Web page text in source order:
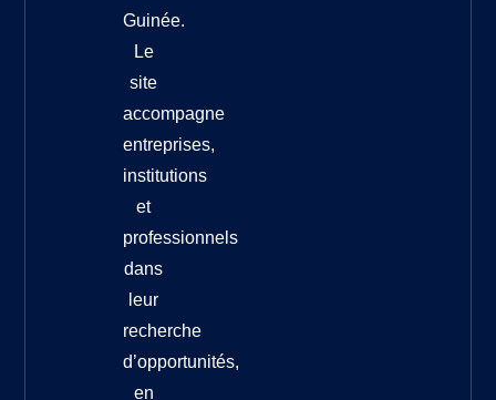
Guinée.
Le
site
accompagne
entreprises,
institutions
et
professionnels
dans
leur
recherche
d’opportunités,
en